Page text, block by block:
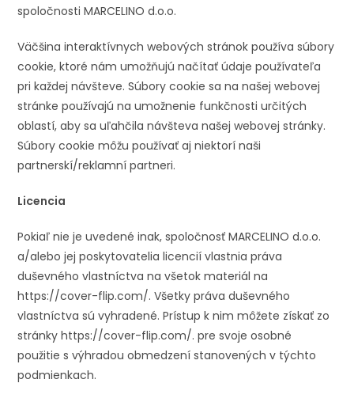
spoločnosti MARCELINO d.o.o.
Väčšina interaktívnych webových stránok používa súbory
cookie, ktoré nám umožňujú načítať údaje používateľa
pri každej návšteve. Súbory cookie sa na našej webovej
stránke používajú na umožnenie funkčnosti určitých
oblastí, aby sa uľahčila návšteva našej webovej stránky.
Súbory cookie môžu používať aj niektorí naši
partnerskí/reklamní partneri.
Licencia
Pokiaľ nie je uvedené inak, spoločnosť MARCELINO d.o.o.
a/alebo jej poskytovatelia licencií vlastnia práva
duševného vlastníctva na všetok materiál na
https://cover-flip.com/. Všetky práva duševného
vlastníctva sú vyhradené. Prístup k nim môžete získať zo
stránky https://cover-flip.com/. pre svoje osobné
použitie s výhradou obmedzení stanovených v týchto
podmienkach.